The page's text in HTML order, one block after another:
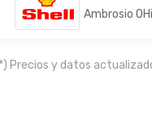
Ambrosio
Precios y datos